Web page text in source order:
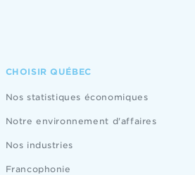
CHOISIR QUÉBEC
Nos statistiques économiques
Notre environnement d'affaires
Nos industries
Francophonie